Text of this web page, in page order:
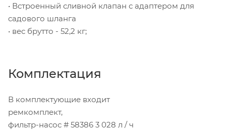
• Встроенный сливной клапан с адаптером для
садового шланга
• вес брутто - 52,2 кг;
Комплектация
В комплектующие входит
ремкомплект,
фильтр-насос # 58386 3 028 л / ч